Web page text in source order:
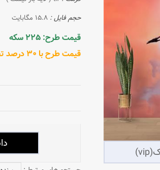
حجم فایل : 15.8 مگابایت
قیمت طرح: 225 سکه
قیمت طرح با 30 درصد تخفیف: 157.5 سکه